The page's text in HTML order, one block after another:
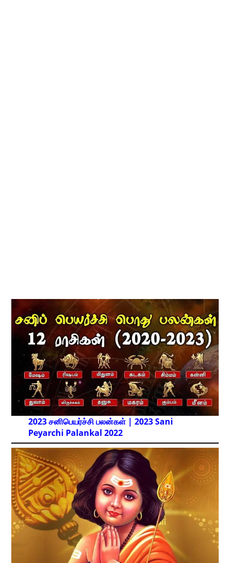
2023 சனிபெயர்ச்சி பலன்கள் | 2023 Sani
Peyarchi Palankal 2022